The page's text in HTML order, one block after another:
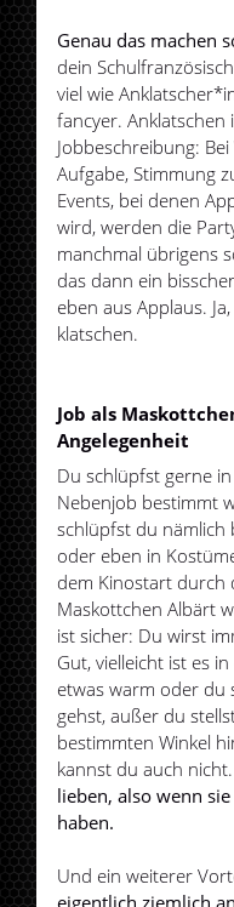
Genau das machen
dein
viel wie
fancyer. Anklatschen
Jobbeschreibung:
Aufgabe, Stimmung
Events, bei denen
wird, werden die
manchmal übrigens
das dann ein
eben aus Applaus.
klatschen.
Job als
Angelegenheit
Du schlüpfst gerne
Nebenjob bestimmt
schlüpfst du nämlich
oder eben in
dem Kinostart durch
Maskottchen Albärt
ist sicher: Du wirst
Gut, vielleicht ist es
etwas warm oder du
gehst, außer du
bestimmten Winkel
kannst du auch
lieben, also wenn
haben.
Und ein weiterer